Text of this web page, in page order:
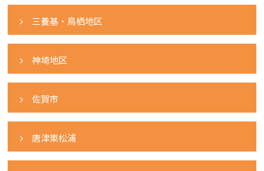
三養基・鳥栖地区
神埼地区
佐賀市
唐津東松浦